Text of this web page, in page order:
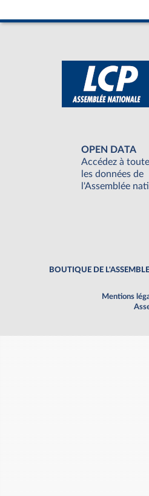
OPEN DATA
Accédez à
les données de
l'Assemblée
BOUTIQUE DE
Mentions